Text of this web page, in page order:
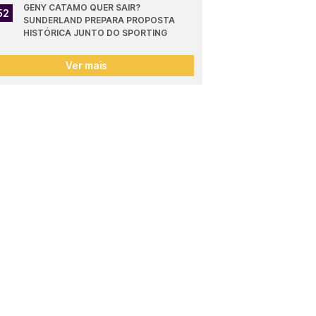
GENY CATAMO QUER SAIR?
SUNDERLAND PREPARA PROPOSTA
HISTÓRICA JUNTO DO SPORTING
Ver mais